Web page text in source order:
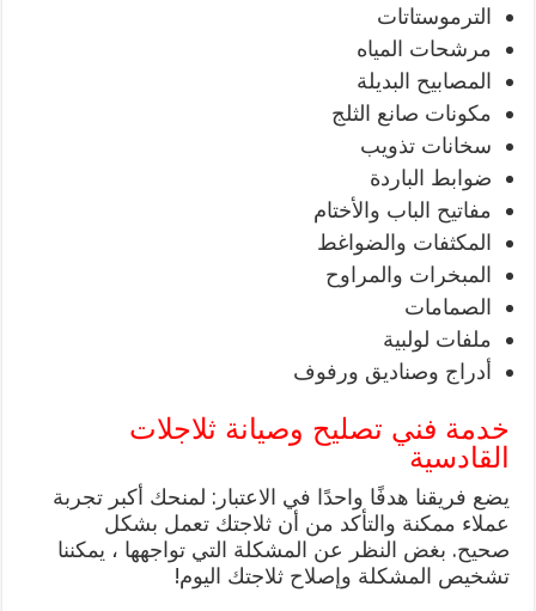
الترموستاتات
مرشحات المياه
المصابيح البديلة
مكونات صانع الثلج
سخانات تذويب
ضوابط الباردة
مفاتيح الباب والأختام
المكثفات والضواغط
المبخرات والمراوح
الصمامات
ملفات لولبية
أدراج وصناديق ورفوف
خدمة فني تصليح وصيانة ثلاجلات
القادسية
يضع فريقنا هدفًا واحدًا في الاعتبار: لمنحك أكبر تجربة
عملاء ممكنة والتأكد من أن ثلاجتك تعمل بشكل
صحيح. بغض النظر عن المشكلة التي تواجهها ، يمكننا
تشخيص المشكلة وإصلاح ثلاجتك اليوم!